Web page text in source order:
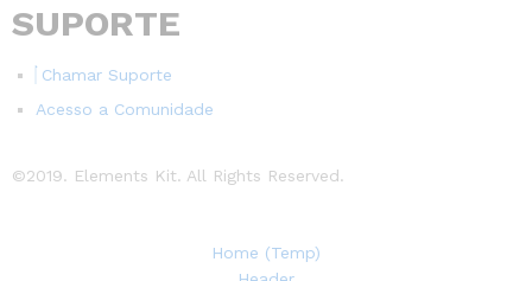
SUPORTE
Chamar Suporte
Acesso a Comunidade
©2019. Elements Kit. All Rights Reserved.
Home (Temp)